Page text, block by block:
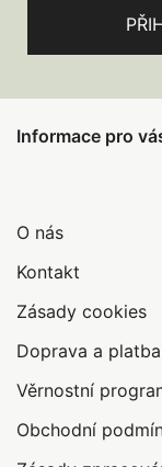
Informace pro
O nás
Kontakt
Zásady cookies
Doprava a platba
Věrnostní
Obchodní